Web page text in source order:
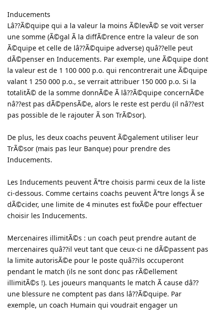
Inducements
Lâ??Ã©quipe qui a la valeur la moins Ã©levÃ© se voit verser
une somme (Ã©gal Ã la diffÃ©rence entre la valeur de son
Ã©quipe et celle de lâ??Ã©quipe adverse) quâ??elle peut
dÃ©penser en Inducements. Par exemple, une Ã©quipe dont
la valeur est de 1 100 000 p.o. qui rencontrerait une Ã©quipe
valant 1 250 000 p.o., se verrait attribuer 150 000 p.o. Si la
totalitÃ© de la somme donnÃ©e Ã lâ??Ã©quipe concernÃ©e
nâ??est pas dÃ©pensÃ©e, alors le reste est perdu (il nâ??est
pas possible de le rajouter Ã son TrÃ©sor).
De plus, les deux coachs peuvent Ã©galement utiliser leur
TrÃ©sor (mais pas leur Banque) pour prendre des
Inducements.
Les Inducements peuvent Ãªtre choisis parmi ceux de la liste
ci-dessous. Comme certains coachs peuvent Ãªtre longs Ã se
dÃ©cider, une limite de 4 minutes est fixÃ©e pour effectuer
choisir les Inducements.
Mercenaires illimitÃ©s : un coach peut prendre autant de
mercenaires quâ??il veut tant que ceux-ci ne dÃ©passent pas
la limite autorisÃ©e pour le poste quâ??ils occuperont
pendant le match (ils ne sont donc pas rÃ©ellement
illimitÃ©s !). Les joueurs manquants le match Ã cause dâ??
une blessure ne comptent pas dans lâ??Ã©quipe. Par
exemple, un coach Humain qui voudrait engager un